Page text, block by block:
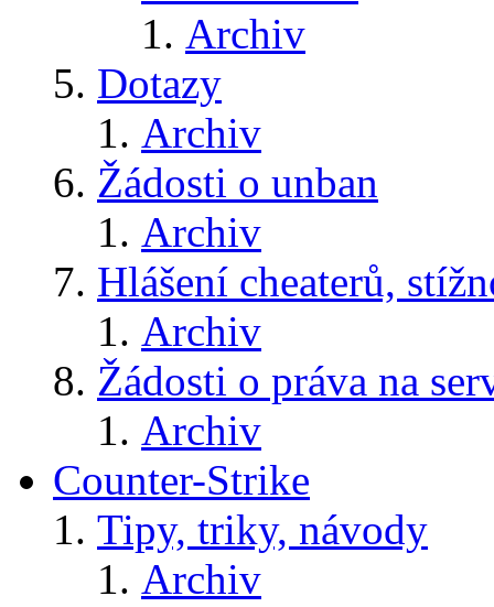
Archiv
Dotazy
Archiv
Žádosti o unban
Archiv
Hlášení cheaterů,
Archiv
Žádosti o práva na
Archiv
Counter-Strike
Tipy, triky, návody
Archiv